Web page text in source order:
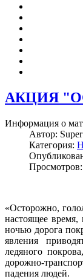
АКЦИЯ
Информация о
Автор:
Категория:
«Осторожно,
настоящее время,
ночью дорога
явления
ледяного
дорожно-
падения людей.